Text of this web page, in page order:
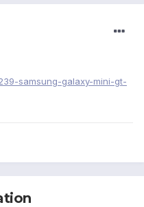
samsung-galaxy-mini-gt-